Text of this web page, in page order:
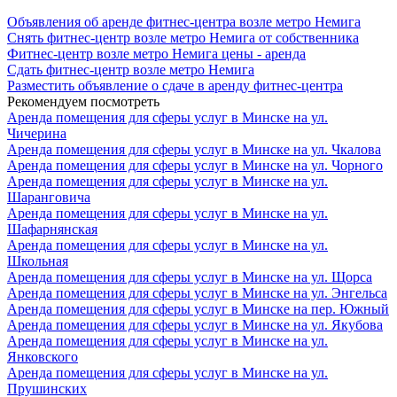
Объявления об аренде фитнес-центра возле метро Немига
Снять фитнес-центр возле метро Немига от собственника
Фитнес-центр возле метро Немига цены - аренда
Сдать фитнес-центр возле метро Немига
Разместить объявление о сдаче в аренду фитнес-центра
Рекомендуем посмотреть
Аренда помещения для сферы услуг в Минске на ул.
Чичерина
Аренда помещения для сферы услуг в Минске на ул. Чкалова
Аренда помещения для сферы услуг в Минске на ул. Чорного
Аренда помещения для сферы услуг в Минске на ул.
Шаранговича
Аренда помещения для сферы услуг в Минске на ул.
Шафарнянская
Аренда помещения для сферы услуг в Минске на ул.
Школьная
Аренда помещения для сферы услуг в Минске на ул. Щорса
Аренда помещения для сферы услуг в Минске на ул. Энгельса
Аренда помещения для сферы услуг в Минске на пер. Южный
Аренда помещения для сферы услуг в Минске на ул. Якубова
Аренда помещения для сферы услуг в Минске на ул.
Янковского
Аренда помещения для сферы услуг в Минске на ул.
Прушинских